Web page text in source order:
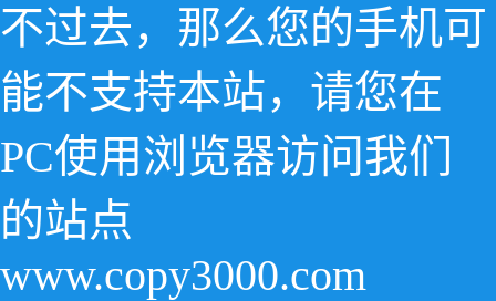
不过去，那么您的手机可
能不支持本站，请您在
PC使用浏览器访问我们
的站点
www.copy3000.com